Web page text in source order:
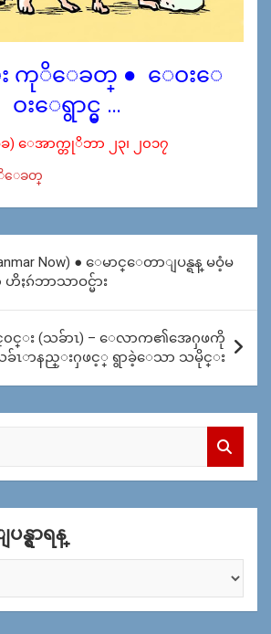
ကုိေခတ္ ● ေဝးေ
ဝးေရွာင္မွ …
) ေအာက္တုိဘာ ၂၃၊ ၂၀၁၇
ေခတ္
Now) ● ေမာင္ေတာျပန္ရန္ မဝံ့မ
ႏၵဴဘာသာဝင္မ်ား
၀င္း (သခ်ာၤ) – ေလာက၏အေႁဖကို
ခ်ၤာနည္းႁဖင့္ ရွာခဲ့ေသာ သမိုင္း
ရွာရန္